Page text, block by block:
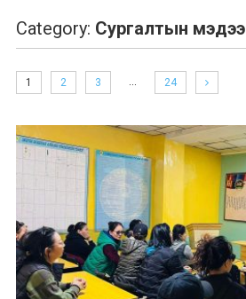
Category: Сургалтын мэдээ
1 2 3 … 24